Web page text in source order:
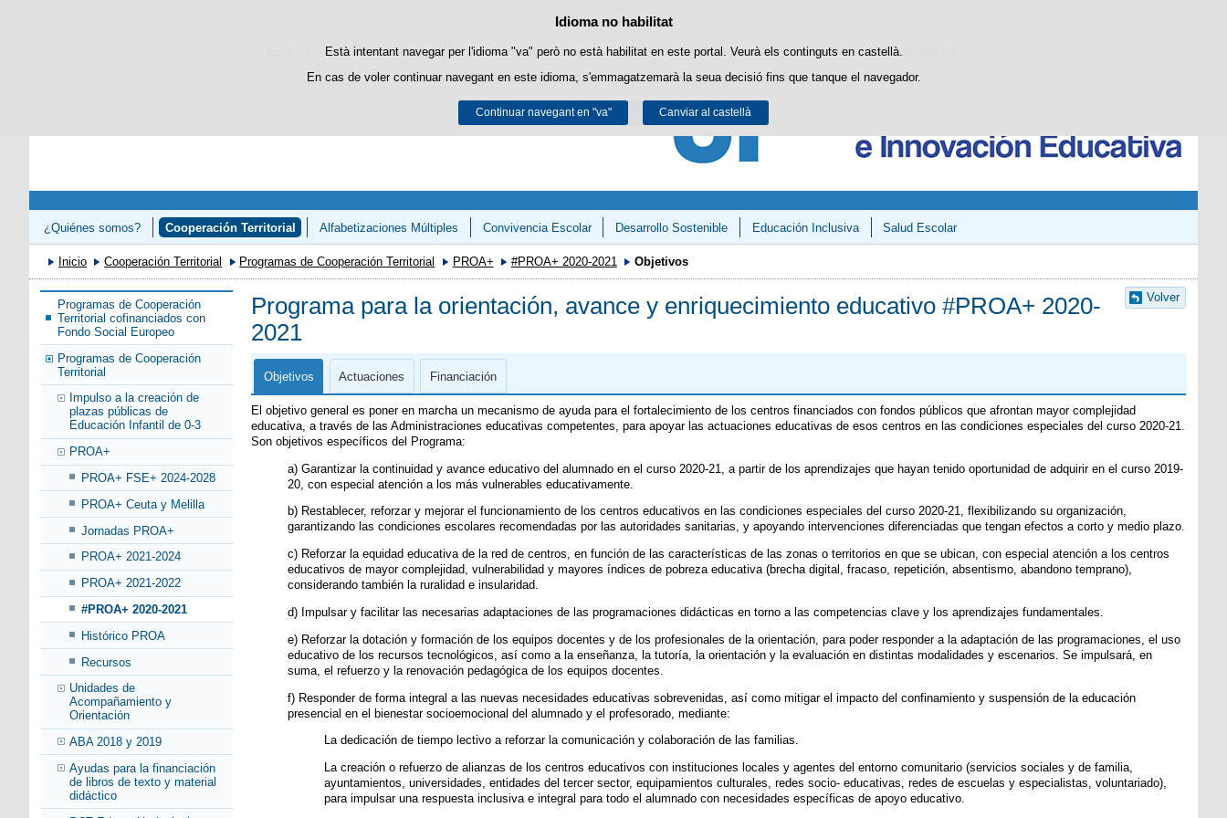
Política de cookies
Este lloc web utilitza cookies pròpies per a facilitar la navegació i cookies de tercers per a obtindre estadístiques d'ús i satisfacció.
Podeu obtindre més informació en l'apartat "Cookies" del nostreavís legal.
Acceptar Rebutjar
Idioma no habilitat
Està intentant navegar per l'idioma "va" però no està habilitat en este portal. Veurà els continguts en castellà.
En cas de voler continuar navegant en este idioma, s'emmagatzemarà la seua decisió fins que tanque el navegador.
Continuar navegant en "va" Canviar al castellà
Passar al contingut
¿Quiénes somos? Cooperación Territorial Alfabetizaciones Múltiples Convivencia Escolar Desarrollo Sostenible Educación Inclusiva Salud Escolar
Congreso «Avanzando en el Refuerzo de la Competencias Lectora y Matemáticas»
Inicio Cooperación Territorial Programas de Cooperación Territorial PROA+ #PROA+ 2020-2021 Objetivos
Programas de Cooperación
Territorial cofinanciados con
Fondo Social Europeo
Programas de Cooperación
Territorial
Impulso a la creación de
plazas públicas de
Educación Infantil de 0-3
PROA+
PROA+ FSE+ 2024-2028
PROA+ Ceuta y Melilla
Jornadas PROA+
PROA+ 2021-2024
PROA+ 2021-2022
#PROA+ 2020-2021
Histórico PROA
Recursos
Unidades de
Acompañamiento y
Orientación
ABA 2018 y 2019
Ayudas para la financiación
de libros de texto y material
didáctico
Volver
Programa para la orientación, avance y enriquecimiento educativo #PROA+ 2020-
2021
Objetivos Actuaciones Financiación
El objetivo general es poner en marcha un mecanismo de ayuda para el fortalecimiento de los centros financiados con fondos públicos que afrontan mayor complejidad
educativa, a través de las Administraciones educativas competentes, para apoyar las actuaciones educativas de esos centros en las condiciones especiales del curso 2020-21.
Son objetivos específicos del Programa:
a) Garantizar la continuidad y avance educativo del alumnado en el curso 2020-21, a partir de los aprendizajes que hayan tenido oportunidad de adquirir en el curso 2019-
20, con especial atención a los más vulnerables educativamente.
b) Restablecer, reforzar y mejorar el funcionamiento de los centros educativos en las condiciones especiales del curso 2020-21, flexibilizando su organización,
garantizando las condiciones escolares recomendadas por las autoridades sanitarias, y apoyando intervenciones diferenciadas que tengan efectos a corto y medio plazo.
c) Reforzar la equidad educativa de la red de centros, en función de las características de las zonas o territorios en que se ubican, con especial atención a los centros
educativos de mayor complejidad, vulnerabilidad y mayores índices de pobreza educativa (brecha digital, fracaso, repetición, absentismo, abandono temprano),
considerando también la ruralidad e insularidad.
d) Impulsar y facilitar las necesarias adaptaciones de las programaciones didácticas en torno a las competencias clave y los aprendizajes fundamentales.
e) Reforzar la dotación y formación de los equipos docentes y de los profesionales de la orientación, para poder responder a la adaptación de las programaciones, el uso
educativo de los recursos tecnológicos, así como a la enseñanza, la tutoría, la orientación y la evaluación en distintas modalidades y escenarios. Se impulsará, en
suma, el refuerzo y la renovación pedagógica de los equipos docentes.
f) Responder de forma integral a las nuevas necesidades educativas sobrevenidas, así como mitigar el impacto del confinamiento y suspensión de la educación
presencial en el bienestar socioemocional del alumnado y el profesorado, mediante:
La dedicación de tiempo lectivo a reforzar la comunicación y colaboración de las familias.
La creación o refuerzo de alianzas de los centros educativos con instituciones locales y agentes del entorno comunitario (servicios sociales y de familia,
ayuntamientos, universidades, entidades del tercer sector, equipamientos culturales, redes socio- educativas, redes de escuelas y especialistas, voluntariado),
para impulsar una respuesta inclusiva e integral para todo el alumnado con necesidades específicas de apoyo educativo.